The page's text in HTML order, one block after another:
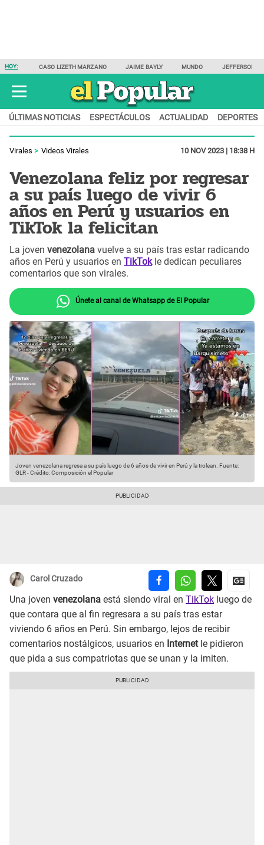
HOY: CASO LIZETH MARZANO JAIME BAYLY MUNDO JEFFERSON
ÚLTIMAS NOTICIAS ESPECTÁCULOS ACTUALIDAD DEPORTES
Virales Videos Virales 10 NOV 2023 | 18:38 H
Venezolana feliz por regresar
a su país luego de vivir 6
años en Perú y usuarios en
TikTok la felicitan
La joven venezolana vuelve a su país tras estar radicando
años en Perú y usuarios en TikTok le dedican peculiares
comentarios que son virales.
Únete al canal de Whatsapp de El Popular
Joven venezolana regresa a su país luego de 6 años de vivir en Perú y la trolean. Fuente:
GLR-Crédito: Composición el Popular
Carol Cruzado
Una joven venezolana está siendo viral en TikTok luego de
que contara que al fin regresara a su país tras estar
viviendo 6 años en Perú. Sin embargo, lejos de recibir
comentarios nostálgicos, usuarios en Internet le pidieron
que pida a sus compatriotas que se unan y la imiten.